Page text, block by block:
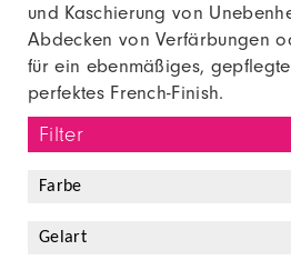
und Kaschierung von
Abdecken von Verfärbungen
für ein ebenmäßiges,
perfektes French-Finish.
Filter